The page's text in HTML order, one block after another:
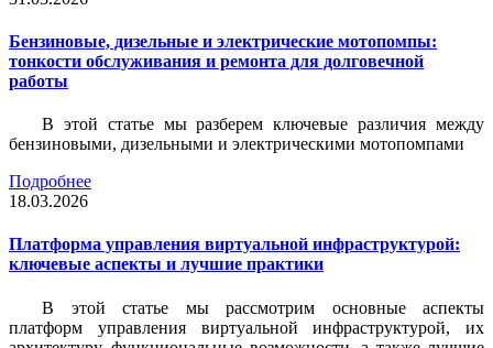
Бензиновые, дизельные и электрические мотопомпы:
тонкости обслуживания и ремонта для долговечной
работы
В этой статье мы разберем ключевые различия между
бензиновыми, дизельными и электрическими мотопомпами
Подробнее
18.03.2026
Платформа управления виртуальной инфраструктурой:
ключевые аспекты и лучшие практики
В этой статье мы рассмотрим основные аспекты
платформ управления виртуальной инфраструктурой, их